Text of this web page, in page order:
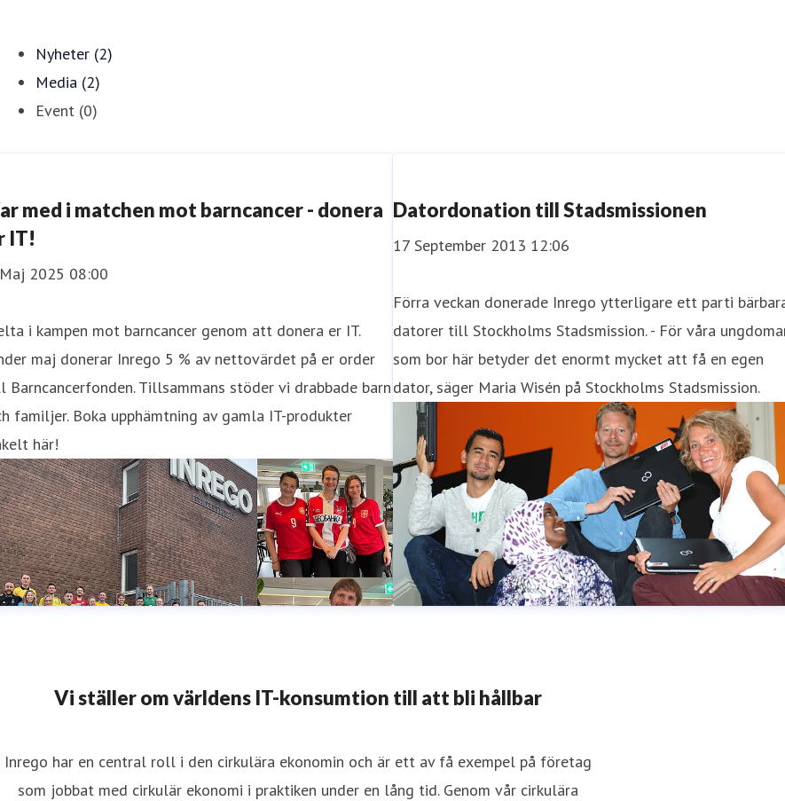
Nyheter (2)
Media (2)
Event (0)
med i matchen mot barncancer - donera
IT!
2025 08:00
i kampen mot barncancer genom att donera er IT.
maj donerar Inrego 5 % av nettovärdet på er order
Barncancerfonden. Tillsammans stöder vi drabbade barn
familjer. Boka upphämtning av gamla IT-produkter
här!
Datordonation till Stadsmissionen
17 September 2013 12:06
Förra veckan donerade Inrego ytterligare ett parti
datorer till Stockholms Stadsmission. - För våra
som bor här betyder det enormt mycket att få en egen
dator, säger Maria Wisén på Stockholms Stadsmission.
Vi ställer om världens IT-konsumtion till att bli hållbar
Inrego har en central roll i den cirkulära ekonomin och är ett av få exempel på företag
som jobbat med cirkulär ekonomi i praktiken under en lång tid. Genom vår cirkulära